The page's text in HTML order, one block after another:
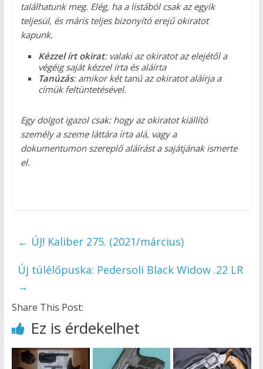
találhatunk meg. Elég, ha a listából csak az egyik
teljesül, és máris teljes bizonyító erejű okiratot
kapunk.
Kézzel írt okirat: valaki az okiratot az elejétől a
végéig saját kézzel írta és aláírta
Tanúzás: amikor két tanú az okiratot aláírja a
címük feltüntetésével.
Egy dolgot igazol csak: hogy az okiratot kiállító
személy a szeme láttára írta alá, vagy a
dokumentumon szereplő aláírást a sajátjának ismerte
el.
← ÚJ! Kaliber 275. (2021/március)
Új túlélőpuska: Pedersoli Black Widow .22 LR
→
Share This Post:
Ez is érdekelhet